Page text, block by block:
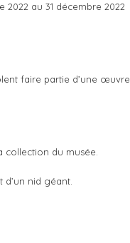
2022 au 31 décembre 2022
faire partie d’une œuvre
collection du musée.
nid géant.